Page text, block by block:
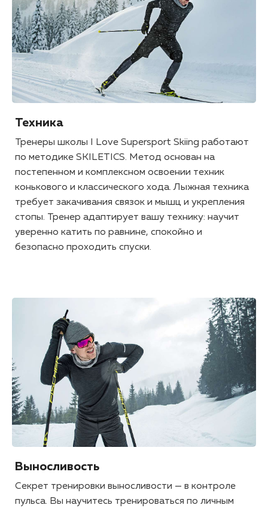
Техника
Тренеры школы I Love Supersport Skiing работают
по методике SKILETICS. Метод основан на
постепенном и комплексном освоении техник
конькового и классического хода. Лыжная техника
требует закачивания связок и мышц и укрепления
стопы. Тренер адаптирует вашу технику: научит
уверенно катить по равнине, спокойно и
безопасно проходить спуски.
Выносливость
Секрет тренировки выносливости — в контроле
пульса. Вы научитесь тренироваться по личным